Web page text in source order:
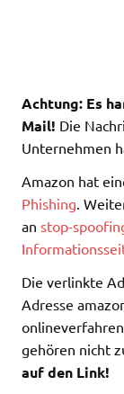
Achtung: Es
Mail! Die
Unternehmen
Amazon hat
Phishing .
an stop-
Die verlinkte
Adresse
gehören nicht
auf den Link!